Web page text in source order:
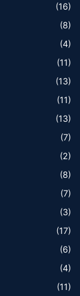
(16)
(8)
(4)
(11)
(13)
(11)
(13)
(7)
(2)
(8)
(7)
(3)
(17)
(6)
(4)
(11)